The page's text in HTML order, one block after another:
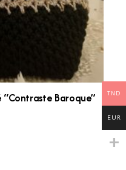
Baroque”
TND
EUR